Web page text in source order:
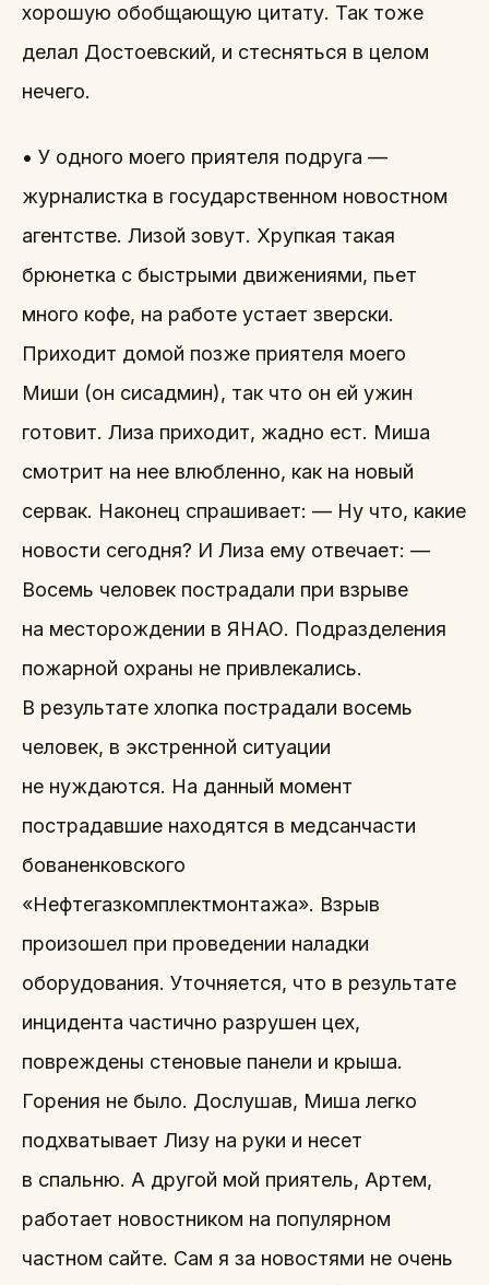
хорошую обобщающую цитату. Так тоже
делал Достоевский, и стесняться в целом
нечего.
• У одного моего приятеля подруга —
журналистка в государственном новостном
агентстве. Лизой зовут. Хрупкая такая
брюнетка с быстрыми движениями, пьет
много кофе, на работе устает зверски.
Приходит домой позже приятеля моего
Миши (он сисадмин), так что он ей ужин
готовит. Лиза приходит, жадно ест. Миша
смотрит на нее влюбленно, как на новый
сервак. Наконец спрашивает: — Ну что, какие
новости сегодня? И Лиза ему отвечает: —
Восемь человек пострадали при взрыве
на месторождении в ЯНАО. Подразделения
пожарной охраны не привлекались.
В результате хлопка пострадали восемь
человек, в экстренной ситуации
не нуждаются. На данный момент
пострадавшие находятся в медсанчасти
бованенковского
«Нефтегазкомплектмонтажа». Взрыв
произошел при проведении наладки
оборудования. Уточняется, что в результате
инцидента частично разрушен цех,
повреждены стеновые панели и крыша.
Горения не было. Дослушав, Миша легко
подхватывает Лизу на руки и несет
в спальню. А другой мой приятель, Артем,
работает новостником на популярном
частном сайте. Сам я за новостями не очень